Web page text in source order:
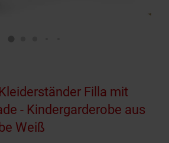
Filla mit
- Kindergarderobe aus
Weiß